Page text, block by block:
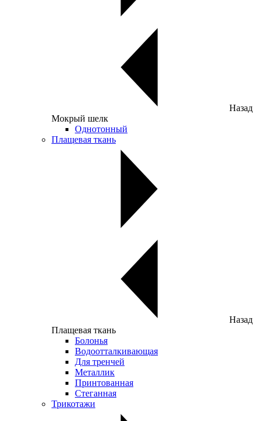
Назад
Мокрый шелк
Однотонный
Плащевая ткань
Назад
Плащевая ткань
Болонья
Водоотталкивающая
Для тренчей
Металлик
Принтованная
Стеганная
Трикотажи